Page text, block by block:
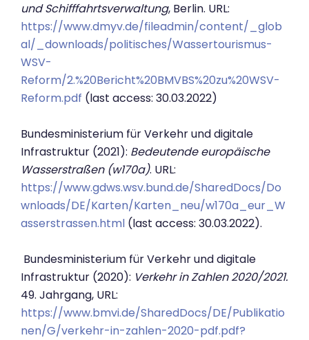
und Schifffahrtsverwaltung, Berlin. URL:
https://www.dmyv.de/fileadmin/content/_glob
al/_downloads/politisches/Wassertourismus-
WSV-
Reform/2.%20Bericht%20BMVBS%20zu%20WSV-
Reform.pdf (last access: 30.03.2022)
Bundesministerium für Verkehr und digitale
Infrastruktur (2021): Bedeutende europäische
Wasserstraßen (w170a). URL:
https://www.gdws.wsv.bund.de/SharedDocs/Do
wnloads/DE/Karten/Karten_neu/w170a_eur_W
asserstrassen.html (last access: 30.03.2022).
Bundesministerium für Verkehr und digitale
Infrastruktur (2020): Verkehr in Zahlen 2020/2021.
49. Jahrgang, URL:
https://www.bmvi.de/SharedDocs/DE/Publikatio
nen/G/verkehr-in-zahlen-2020-pdf.pdf?